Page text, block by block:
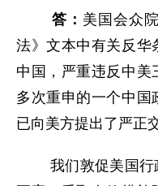
答： 美国会众
法》文本中有关反华
中国，严重违反中美
多次重申的一个中国
已向美方提出了严正
我们敦促美国行